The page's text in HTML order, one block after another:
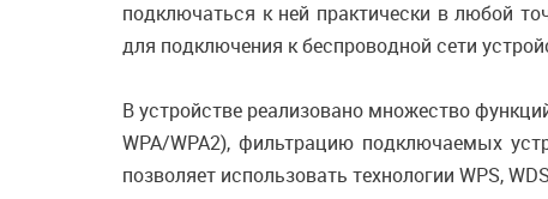
подключаться к ней практически в любой
для подключения к беспроводной сети
В устройстве реализовано множество
WPA/WPA2), фильтрацию подключаемых
позволяет использовать технологии WPS,